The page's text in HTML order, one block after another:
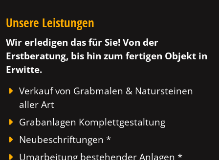
Unsere Leistungen
Wir erledigen das für Sie! Von der
Erstberatung, bis hin zum fertigen Objekt in
Erwitte.
Verkauf von Grabmalen & Natursteinen
aller Art
Grabanlagen Komplettgestaltung
Neubeschriftungen *
Umarbeitung bestehender Anlagen *